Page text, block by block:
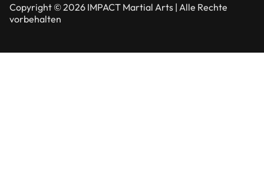
Copyright © 2026 IMPACT Martial Arts | Alle Rechte
vorbehalten